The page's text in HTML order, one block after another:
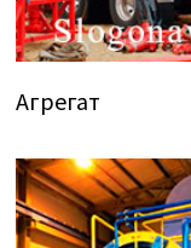
Агрегат